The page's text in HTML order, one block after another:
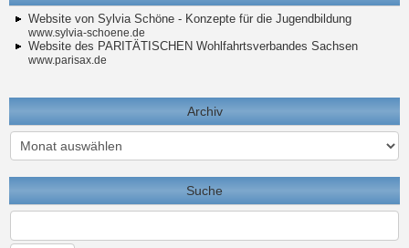
Website von Sylvia Schöne - Konzepte für die Jugendbildung
www.sylvia-schoene.de
Website des PARITÄTISCHEN Wohlfahrtsverbandes Sachsen
www.parisax.de
Archiv
Archiv
Suche